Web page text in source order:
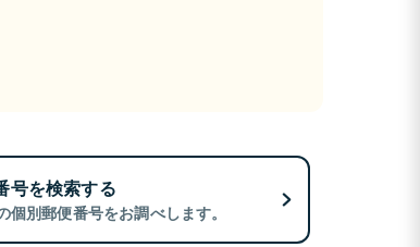
号を検索する
個別郵便番号をお調べします。